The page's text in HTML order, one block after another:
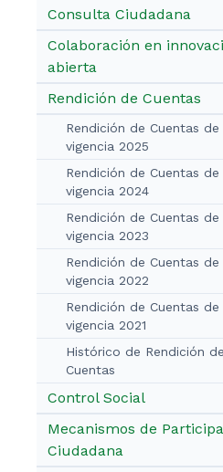
Consulta Ciudadana
Colaboración en
abierta
Rendición de Cuentas
Rendición de Cuentas de
vigencia 2025
Rendición de Cuentas de
vigencia 2024
Rendición de Cuentas de
vigencia 2023
Rendición de Cuentas de
vigencia 2022
Rendición de Cuentas de
vigencia 2021
Histórico de Rendición de
Cuentas
Control Social
Mecanismos de
Ciudadana